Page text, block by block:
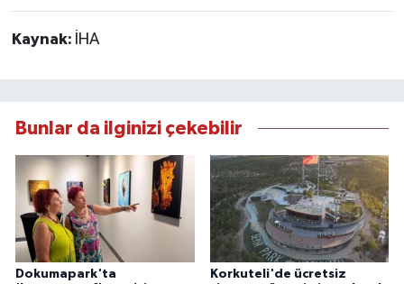
Kaynak: İHA
Bunlar da ilginizi çekebilir
Dokumapark'ta
Korkuteli'de ücretsiz